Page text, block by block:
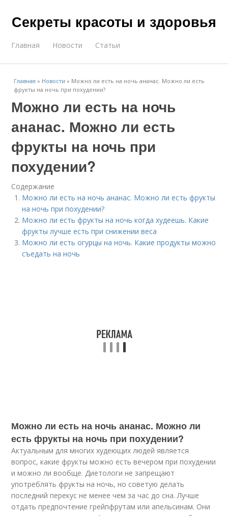
Секреты красоты и здоровья
Главная Новости Статьи
Главная » Новости » Можно ли есть на ночь ананас. Можно ли есть
фрукты на ночь при похудении?
Можно ли есть на ночь
ананас. Можно ли есть
фрукты на ночь при
похудении?
Содержание
Можно ли есть на ночь ананас. Можно ли есть фрукты
на ночь при похудении?
Можно ли есть фрукты на ночь когда худеешь. Какие
фрукты лучше есть при снижении веса
Можно ли есть огурцы на ночь. Какие продукты можно
съедать на ночь
Можно ли есть на ночь ананас. Можно ли
есть фрукты на ночь при похудении?
Актуальным для многих худеющих людей является
вопрос, какие фрукты можно есть вечером при похудении
и можно ли вообще. Диетологи не запрещают
употреблять фрукты на ночь, но советую делать
последний перекус не менее чем за час до сна. Лучше
отдать предпочтение грейпфрутам или апельсинам. Они